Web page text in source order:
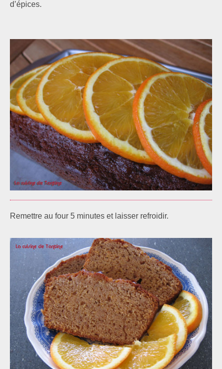
d’épices.
Remettre au four 5 minutes et laisser refroidir.